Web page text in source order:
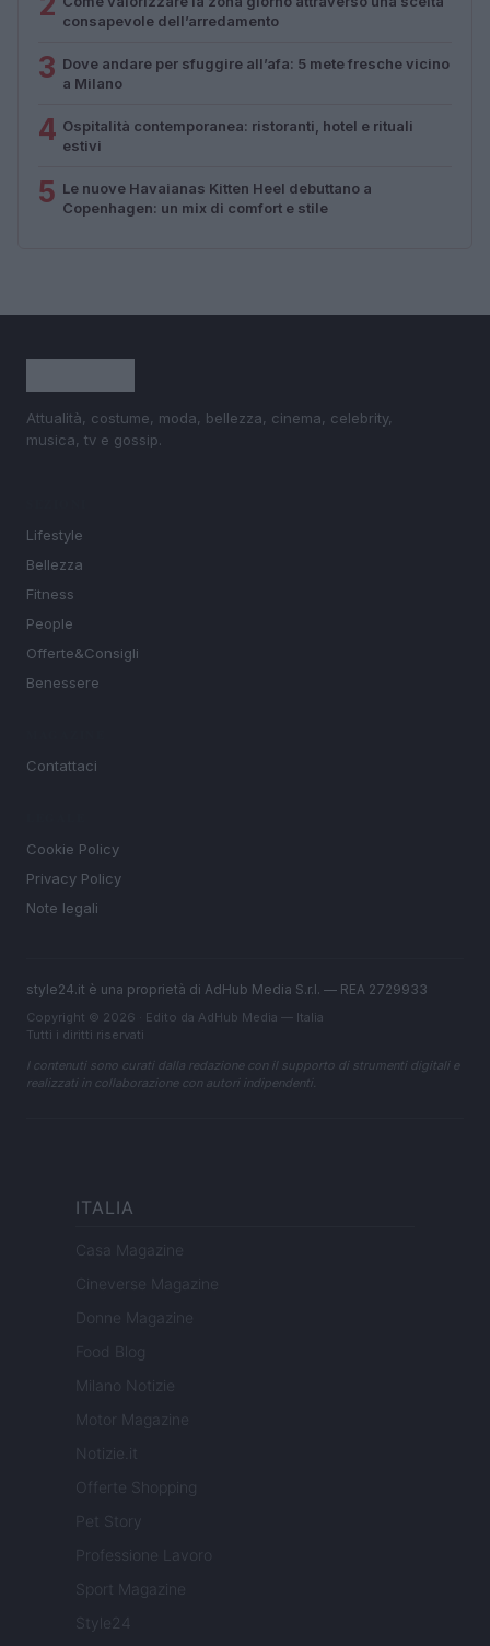
consapevole dell’arredamento
3 Dove andare per sfuggire all’afa: 5 mete fresche vicino
a Milano
4 Ospitalità contemporanea: ristoranti, hotel e rituali
estivi
5 Le nuove Havaianas Kitten Heel debuttano a
Copenhagen: un mix di comfort e stile
Attualità, costume, moda, bellezza, cinema, celebrity,
musica, tv e gossip.
Lifestyle
Bellezza
Fitness
People
Offerte&Consigli
Benessere
Contattaci
Cookie Policy
Privacy Policy
Note legali
style24.it è una proprietà di AdHub Media S.r.l. — REA 2729933
Copyright © 2026 · Edito da AdHub Media — Italia
Tutti i diritti riservati
I contenuti sono curati dalla redazione con il supporto di strumenti digitali e
realizzati in collaborazione con autori indipendenti.
ITALIA
Casa Magazine
Cineverse Magazine
Donne Magazine
Food Blog
Milano Notizie
Motor Magazine
Notizie.it
Offerte Shopping
Pet Story
Professione Lavoro
Sport Magazine
Style24